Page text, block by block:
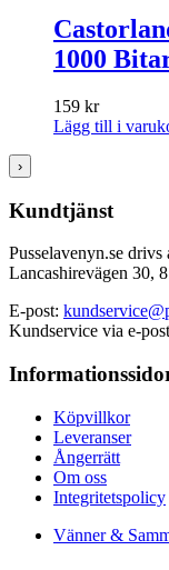
1000
159 kr
Lägg till i
›
Kundtjänst
Pusselavenyn.se
Lancashirevägen 30,
E-post:
Kundservice via e-
Köpvillkor
Leveranser
Ångerrätt
Om oss
Integritetspolicy
Vänner &